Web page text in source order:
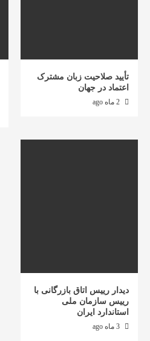
تأیید صلاحیت زبان مشترک
اعتماد در جهان
دیدار رییس اتاق بازرگانی با
رییس سازمان ملی
استاندارد ایران